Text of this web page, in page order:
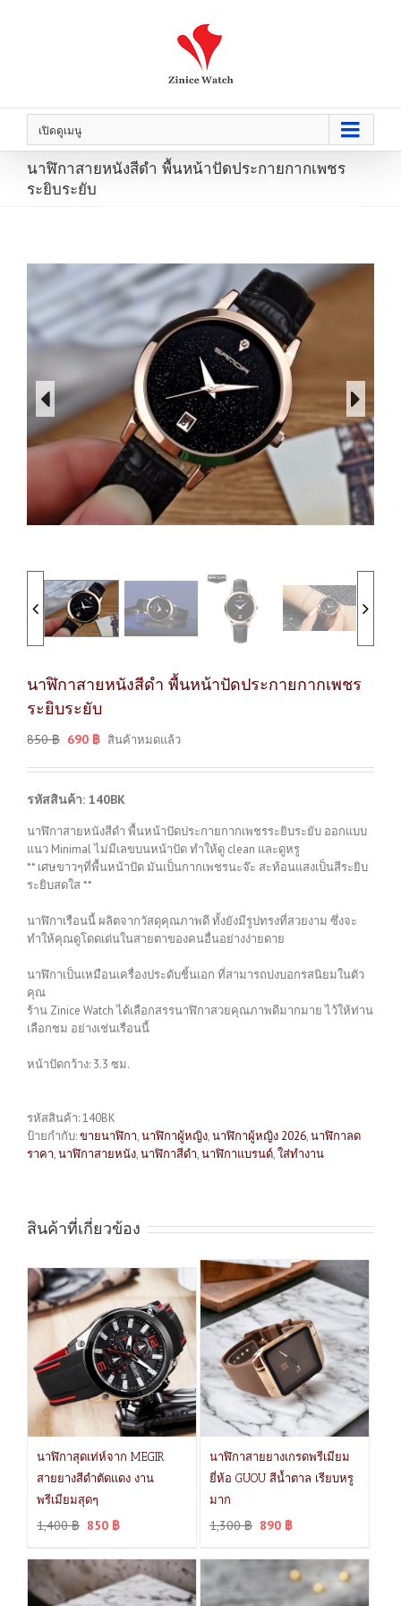
เปิดดูเมนู
นาฬิกาสายหนังสีดำ พื้นหน้าปัดประกายกากเพชร
ระยิบระยับ
นาฬิกาสายหนังสีดำ พื้นหน้าปัดประกายกากเพชร
ระยิบระยับ
850฿ 690 ฿ สินค้าหมดแล้ว
รหัสสินค้า: 140BK
นาฬิกาสายหนังสีดำ พื้นหน้าปัดประกายกากเพชรระยิบระยับ ออกแบบ
แนว Minimal ไม่มีเลขบนหน้าปัด ทำให้ดู clean และดูหรู
** เศษขาวๆที่พื้นหน้าปัด มันเป็นกากเพชรนะจ๊ะ สะท้อนแสงเป็นสีระยิบ
ระยิบสดใส **
นาฬิกาเรือนนี้ ผลิตจากวัสดุคุณภาพดี ทั้งยังมีรูปทรงที่สวยงาม ซึ่งจะ
ทำให้คุณดูโดดเด่นในสายตาของคนอื่นอย่างง่ายดาย
นาฬิกาเป็นเหมือนเครื่องประดับชิ้นเอก ที่สามารถบ่งบอกรสนิยมในตัว
คุณ
ร้าน Zinice Watch ได้เลือกสรรนาฬิกาสวยคุณภาพดีมากมาย ไว้ให้ท่าน
เลือกชม อย่างเช่นเรือนนี้
หน้าปัดกว้าง: 3.3 ซม.
รหัสสินค้า:140BK
ป้ายกำกับ:ขายนาฬิกา,นาฬิกาผู้หญิง,นาฬิกาผู้หญิง 2026,นาฬิกาลด
ราคา,นาฬิกาสายหนัง,นาฬิกาสีดำ,นาฬิกาแบรนด์,ใส่ทำงาน
สินค้าที่เกี่ยวข้อง
นาฬิกาสุดเท่ห์จาก MEGIR
สายยางสีดำตัดแดง งาน
พรีเมียมสุดๆ
1,400฿ 850 ฿
นาฬิกาสายยางเกรดพรีเมียม
ยี่ห้อ GUOU สีน้ำตาล เรียบหรู
มาก
1,300฿ 890 ฿